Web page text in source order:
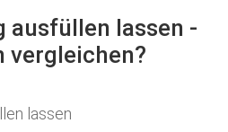
ausfüllen lassen -
vergleichen?